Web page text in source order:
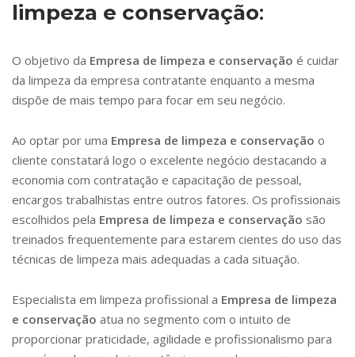
limpeza e conservação:
O objetivo da Empresa de limpeza e conservação é cuidar
da limpeza da empresa contratante enquanto a mesma
dispõe de mais tempo para focar em seu negócio.
Ao optar por uma Empresa de limpeza e conservação o
cliente constatará logo o excelente negócio destacando a
economia com contratação e capacitação de pessoal,
encargos trabalhistas entre outros fatores. Os profissionais
escolhidos pela Empresa de limpeza e conservação são
treinados frequentemente para estarem cientes do uso das
técnicas de limpeza mais adequadas a cada situação.
Especialista em limpeza profissional a Empresa de limpeza
e conservação atua no segmento com o intuito de
proporcionar praticidade, agilidade e profissionalismo para